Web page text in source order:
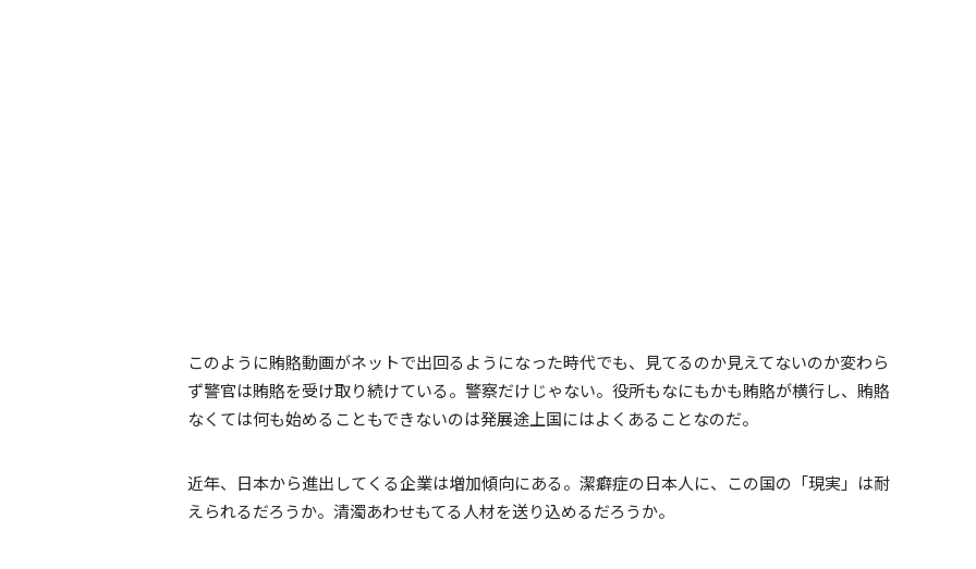
このように賄賂動画がネットで出回るようになった時代でも、見てるのか見えてないのか変わら
ず警官は賄賂を受け取り続けている。警察だけじゃない。役所もなにもかも賄賂が横行し、賄賂
なくては何も始めることもできないのは発展途上国にはよくあることなのだ。
近年、日本から進出してくる企業は増加傾向にある。潔癖症の日本人に、この国の「現実」は耐
えられるだろうか。清濁あわせもてる人材を送り込めるだろうか。